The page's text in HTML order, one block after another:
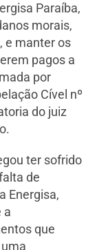
Paraíba,
morais,
e manter os
pagos a
por
Cível nº
do juiz
ter sofrido
de
Energisa,
a
que